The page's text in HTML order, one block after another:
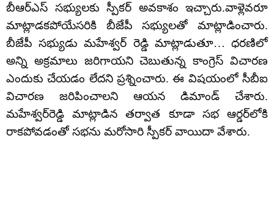
బీఆర్‌ఎస్ సభ్యులకు స్పీకర్ అవకాశం ఇచ్చారు.వాళ్లెవరూ
మాట్లాడకపోయేసరికి బీజేపీ సభ్యులతో మాట్లాడించారు.
బీజేపీ సభ్యుడు మహేశ్వర్ రెడ్డి మాట్లాడుతూ… ధరణిలో
అన్ని అక్రమాలు జరిగాయని చెబుతున్న కాంగ్రెస్ విచారణ
ఎందుకు చేయడం లేదని ప్రశ్నించారు. ఈ విషయంలో సీబీఐ
విచారణ జరిపించాలని ఆయన డిమాండ్ చేశారు.
మహేశ్వర్‌రెడ్డి మాట్లాడిన తర్వాత కూడా సభ ఆర్డర్‌లోకి
రాకపోవడంతో సభను మరోసారి స్పీకర్ వాయిదా వేశారు.